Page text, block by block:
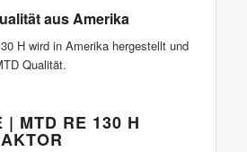
aus Amerika
H wird in Amerika hergestellt und
Qualität.
| MTD RE 130 H